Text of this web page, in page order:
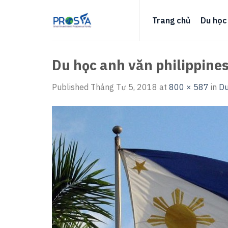
Trang chủ Du học
Du học anh văn
Published Tháng Tư 5, 2018 at 800 × 587 in